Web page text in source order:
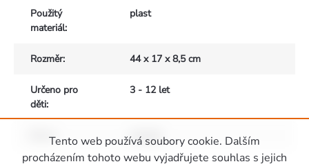
Tento web používá soubory cookie. Dalším
procházením tohoto webu vyjadřujete souhlas s jejich
Použitý
materiál:
plast
Rozměr: 44 x 17 x 8,5 cm
Určeno pro
děti:
3 - 12 let
Barva: antracit